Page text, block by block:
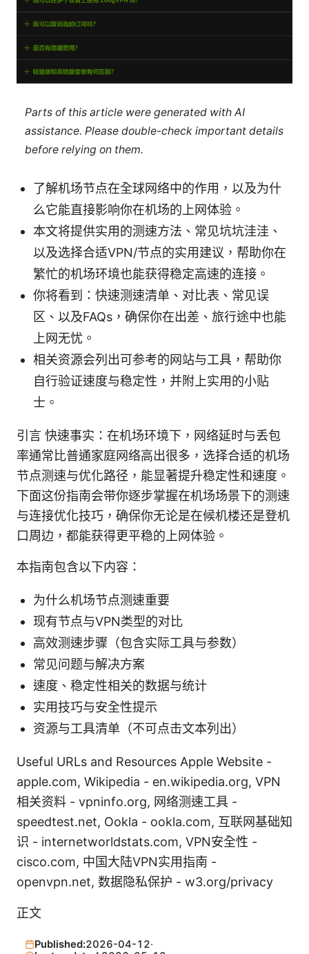
Parts of this article were generated with AI
assistance. Please double-check important details
before relying on them.
了解机场节点在全球网络中的作用，以及为什
么它能直接影响你在机场的上网体验。
本文将提供实用的测速方法、常见坑坑洼洼、
以及选择合适VPN/节点的实用建议，帮助你在
繁忙的机场环境也能获得稳定高速的连接。
你将看到：快速测速清单、对比表、常见误
区、以及FAQs，确保你在出差、旅行途中也能
上网无忧。
相关资源会列出可参考的网站与工具，帮助你
自行验证速度与稳定性，并附上实用的小贴
士。
引言 快速事实：在机场环境下，网络延时与丢包
率通常比普通家庭网络高出很多，选择合适的机场
节点测速与优化路径，能显著提升稳定性和速度。
下面这份指南会带你逐步掌握在机场场景下的测速
与连接优化技巧，确保你无论是在候机楼还是登机
口周边，都能获得更平稳的上网体验。
本指南包含以下内容：
为什么机场节点测速重要
现有节点与VPN类型的对比
高效测速步骤（包含实际工具与参数）
常见问题与解决方案
速度、稳定性相关的数据与统计
实用技巧与安全性提示
资源与工具清单（不可点击文本列出）
Useful URLs and Resources Apple Website -
apple.com, Wikipedia - en.wikipedia.org, VPN
相关资料 - vpninfo.org, 网络测速工具 -
speedtest.net, Ookla - ookla.com, 互联网基础知
识 - internetworldstats.com, VPN安全性 -
cisco.com, 中国大陆VPN实用指南 -
openvpn.net, 数据隐私保护 - w3.org/privacy
正文
Published:2026-04-12·